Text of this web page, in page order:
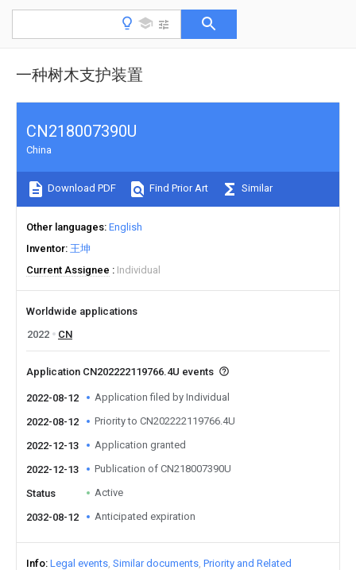
一种树木支护装置
CN218007390U
China
Download PDF Find Prior Art Similar
Other languages English
Inventor 王坤
Current Assignee
Individual
Worldwide applications
2022
CN
Application CN202222119766.4U events
2022-08-12 Application filed by Individual
2022-08-12 Priority to CN202222119766.4U
2022-12-13 Application granted
2022-12-13 Publication of CN218007390U
Status Active
2032-08-12 Anticipated expiration
Info Legal events Similar documents Priority and Related